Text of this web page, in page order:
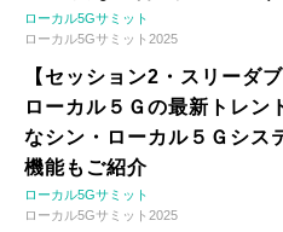
ローカル5Gサミット
ローカル5Gサミット2025
【セッション2・スリーダ
ローカル５Ｇの最新トレ
なシン・ローカル５Ｇシス
機能もご紹介
ローカル5Gサミット
ローカル5Gサミット2025